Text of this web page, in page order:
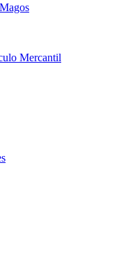
Mercantil